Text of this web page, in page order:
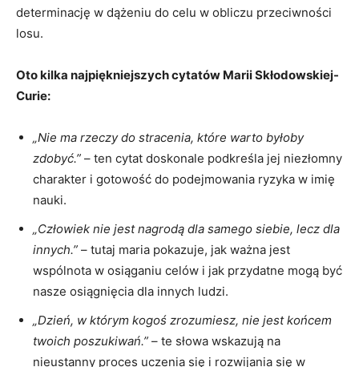
determinację w‌ dążeniu ‍do celu w ‍obliczu przeciwności
losu.
Oto ⁢kilka najpiękniejszych cytatów Marii ⁤Skłodowskiej-
Curie:
„Nie ma rzeczy⁤ do stracenia, które warto byłoby
zdobyć.” – ten cytat‍ doskonale podkreśla jej niezłomny
charakter i gotowość do podejmowania ryzyka w imię
nauki.
„Człowiek nie jest nagrodą dla⁢ samego siebie, lecz dla
⁢innych.” – tutaj maria ​pokazuje, jak ważna jest​
wspólnota w osiąganiu⁤ celów i jak przydatne ‌mogą być
nasze osiągnięcia dla innych ludzi.
„Dzień, w ⁢którym kogoś zrozumiesz,​ nie jest końcem
twoich poszukiwań.” – te słowa wskazują na
‌nieustanny proces uczenia się⁤ i rozwijania się​ w